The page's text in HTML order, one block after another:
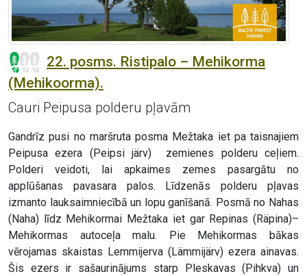
22. posms. Ristipalo – Mehikorma
(Mehikoorma).
Cauri Peipusa polderu pļavām
Gandrīz pusi no maršruta posma Mežtaka iet pa taisnajiem
Peipusa ezera (Peipsi järv) zemienes polderu ceļiem.
Polderi veidoti, lai apkaimes zemes pasargātu no
applūšanas pavasara palos. Līdzenās polderu pļavas
izmanto lauksaimniecībā un lopu ganīšanā. Posmā no Nahas
(Naha) līdz Mehikormai Mežtaka iet gar Repinas (Räpina)–
Mehikormas autoceļa malu. Pie Mehikormas bākas
vērojamas skaistas Lemmijerva (Lämmijärv) ezera ainavas.
Šis ezers ir sašaurinājums starp Pleskavas (Pihkva) un